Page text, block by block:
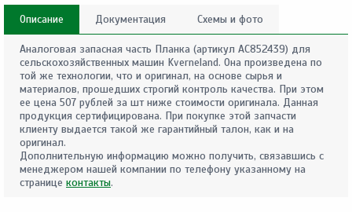
Описание Документация Схемы и фото
Аналоговая запасная часть Планка (артикул AC852439) для
сельскохозяйственных машин Kverneland. Она произведена по
той же технологии, что и оригинал, на основе сырья и
материалов, прошедших строгий контроль качества. При этом
ее цена 507 рублей за шт ниже стоимости оригинала. Данная
продукция сертифицирована. При покупке этой запчасти
клиенту выдается такой же гарантийный талон, как и на
оригинал.
Дополнительную информацию можно получить, связавшись с
менеджером нашей компании по телефону указанному на
странице контакты.